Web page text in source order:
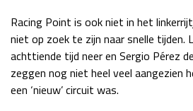
Racing Point is ook niet in het
niet op zoek te zijn naar snelle tijden.
achttiende tijd neer en Sergio Pérez
zeggen nog niet heel veel aangezien
een ‘nieuw’ circuit was.